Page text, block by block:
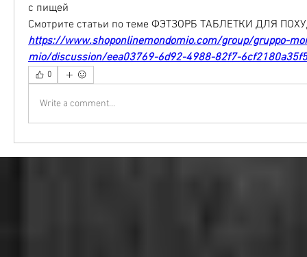
с пищей
Смотрите статьи по теме ФЭТЗОРБ ТАБЛЕТКИ ДЛЯ
https://www.shoponlinemondomio.com/group/gruppo-
mio/discussion/eea03769-6d92-4988-82f7-6cf2180a35f5
0
Write a comment...